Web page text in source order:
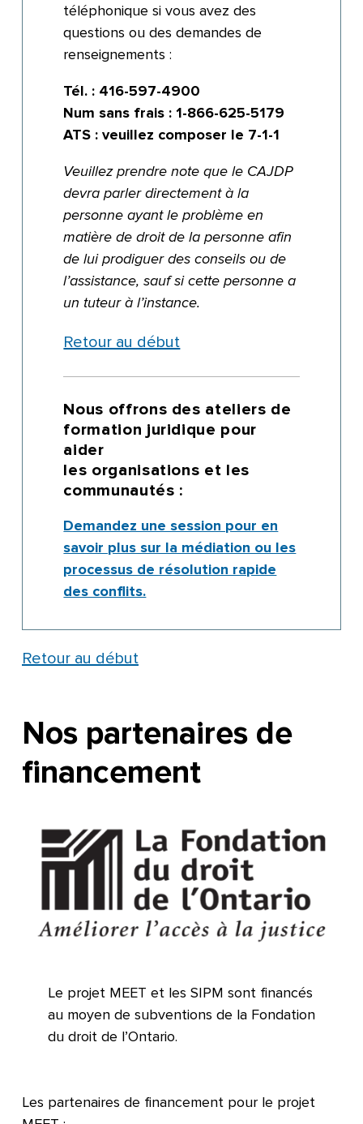
téléphonique si vous avez des
questions ou des demandes de
renseignements :
Tél. : 416-597-4900
Num sans frais : 1-866-625-5179
ATS : veuillez composer le 7-1-1
Veuillez prendre note que le CAJDP
devra parler directement à la
personne ayant le problème en
matière de droit de la personne afin
de lui prodiguer des conseils ou de
l’assistance, sauf si cette personne a
un tuteur à l’instance.
Retour au début
Nous offrons des ateliers de
formation juridique pour
aider
les organisations et les
communautés :
Demandez une session pour en
savoir plus sur la médiation ou les
processus de résolution rapide
des conflits.
Retour au début
Nos partenaires de
financement
Le projet MEET et les SIPM sont financés
au moyen de subventions de la Fondation
du droit de l’Ontario.
Les partenaires de financement pour le projet